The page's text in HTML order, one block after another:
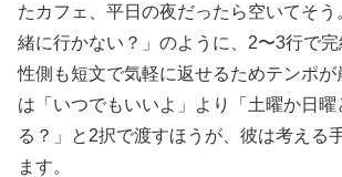
たカフェ、平日の夜だったら空いてそ
緒に行かない？」のように、2〜3行で
性側も短文で気軽に返せるためテンポが
は「いつでもいいよ」より「土曜か日曜
る？」と2択で渡すほうが、彼は考える
ます。